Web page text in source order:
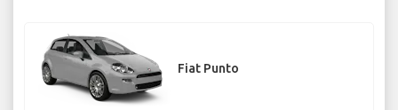
Fiat Punto